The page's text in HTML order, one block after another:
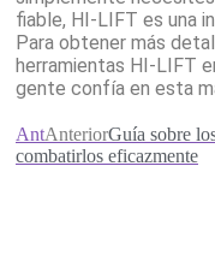
fiable, HI-LIFT es una
Para obtener más
herramientas HI-LIFT
gente confía en esta
AntAnteriorGuía sobre
combatirlos eficazmente